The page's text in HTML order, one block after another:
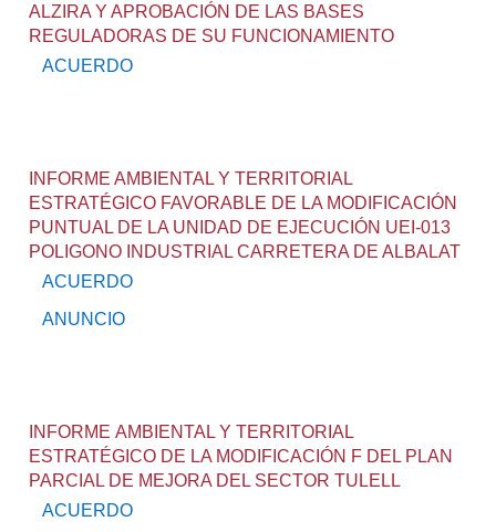
ALZIRA Y APROBACIÓN DE LAS BASES
REGULADORAS DE SU FUNCIONAMIENTO
ACUERDO
INFORME AMBIENTAL Y TERRITORIAL
ESTRATÉGICO FAVORABLE DE LA MODIFICACIÓN
PUNTUAL DE LA UNIDAD DE EJECUCIÓN UEI-013
POLIGONO INDUSTRIAL CARRETERA DE ALBALAT
ACUERDO
ANUNCIO
INFORME AMBIENTAL Y TERRITORIAL
ESTRATÉGICO DE LA MODIFICACIÓN F DEL PLAN
PARCIAL DE MEJORA DEL SECTOR TULELL
ACUERDO